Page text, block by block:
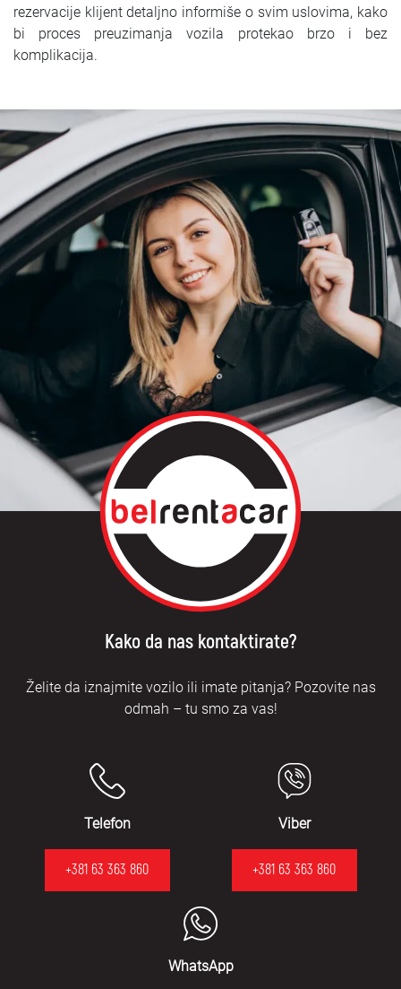
rezervacije klijent detaljno informiše o svim uslovima, kako
bi proces preuzimanja vozila protekao brzo i bez
komplikacija.
Kako da nas kontaktirate?
Želite da iznajmite vozilo ili imate pitanja? Pozovite nas
odmah – tu smo za vas!
Telefon
+381 63 363 860
Viber
+381 63 363 860
WhatsApp